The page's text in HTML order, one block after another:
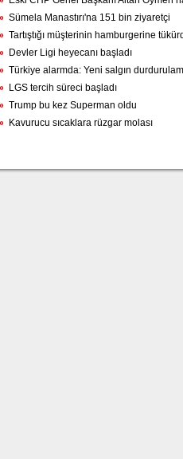
Sümela Manastırı'na 151 bin ziyaretçi
Tartıştığı müşterinin hamburgerine
Devler Ligi heyecanı başladı
Türkiye alarmda: Yeni salgın
LGS tercih süreci başladı
Trump bu kez Superman oldu
Kavurucu sıcaklara rüzgar molası